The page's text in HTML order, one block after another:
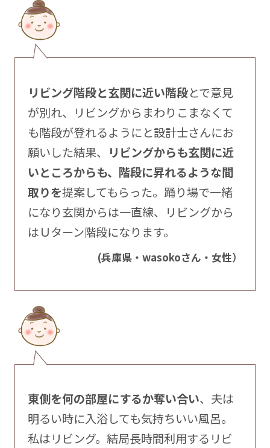
リビング階段と玄関に近い階段とで意見
が別れ、リビングからまわりこまなくて
も階段が登れるようにと設計士さんにお
願いした結果、 リビングからも玄関に近
いところからも、階段に昇れるような間
取りを提案してもらった。踊り場で一緒
になり玄関からは一直線、リビングから
はＵターン階段になります。
(兵庫県・wasokoさん・女性）
東側を何の部屋にするか奪い合い、夫は
明るい時に入浴しても気持ちいい風呂。
私はリビング。結局長時間利用するリビ